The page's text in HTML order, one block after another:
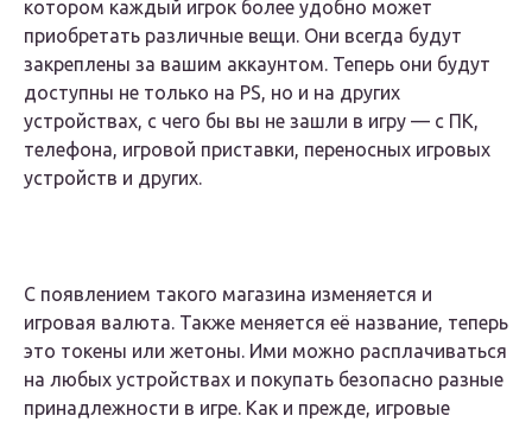
котором каждый игрок более удобно может
приобретать различные вещи. Они всегда будут
закреплены за вашим аккаунтом. Теперь они будут
доступны не только на PS, но и на других
устройствах, с чего бы вы не зашли в игру — с ПК,
телефона, игровой приставки, переносных игровых
устройств и других.
С появлением такого магазина изменяется и
игровая валюта. Также меняется её название, теперь
это токены или жетоны. Ими можно расплачиваться
на любых устройствах и покупать безопасно разные
принадлежности в игре. Как и прежде, игровые